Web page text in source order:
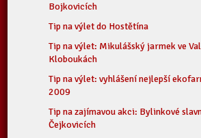
Bojkovicích
Tip na výlet do Hostětína
Tip na výlet: Mikulášský jarmek ve
Kloboukách
Tip na výlet: vyhlášení nejlepší
2009
Tip na zajímavou akci: Bylinkové
Čejkovicích